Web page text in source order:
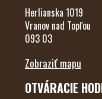
Herlianska 1019
Vranov nad Topľou
093 03
Zobraziť mapu
OTVÁRACIE